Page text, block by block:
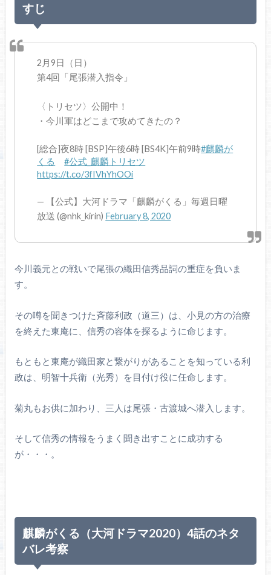
すじ
2月9日（日）
第4回「尾張潜入指令」
〈トリセツ〉公開中！
・今川軍はどこまで攻めてきたの？
[総合]夜8時 [BSP]午後6時 [BS4K]午前9時#麒麟が
くる
#公式_麒麟トリセツ
https://t.co/3fIVhYhOOi
— 【公式】大河ドラマ「麒麟がくる」毎週日曜
放送 (@nhk_kirin) February 8, 2020
今川義元との戦いで尾張の織田信秀品詞の重症を負いま
す。
その噂を聞きつけた斉藤利政（道三）は、小見の方の治療
を終えた東庵に、信秀の容体を探るように命じます。
もともと東庵が織田家と繋がりがあることを知っている利
政は、明智十兵衛（光秀）を目付け役に任命します。
菊丸もお供に加わり、三人は尾張・古渡城へ潜入します。
そして信秀の情報をうまく聞き出すことに成功する
が・・・。
麒麟がくる（大河ドラマ2020）4話のネタ
バレ考察